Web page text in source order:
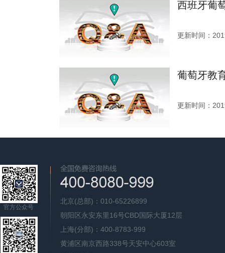
西班牙葡
更新时间：
葡萄牙教
更新时间：
官方公众号
北京(总部)：010-65226899
朝阳区永安东里16号CBD国际大厦12层
上海(分部)：400-8783-999
黄浦区南京西路338号天安中心603室